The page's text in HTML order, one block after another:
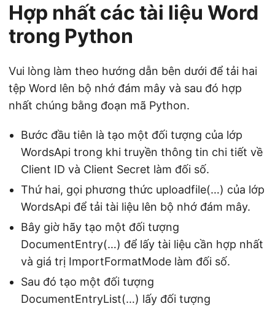
Hợp nhất các tài liệu Word
trong Python
Vui lòng làm theo hướng dẫn bên dưới để tải hai
tệp Word lên bộ nhớ đám mây và sau đó hợp
nhất chúng bằng đoạn mã Python.
Bước đầu tiên là tạo một đối tượng của lớp
WordsApi trong khi truyền thông tin chi tiết về
Client ID và Client Secret làm đối số.
Thứ hai, gọi phương thức uploadfile(…) của lớp
WordsApi để tải tài liệu lên bộ nhớ đám mây.
Bây giờ hãy tạo một đối tượng
DocumentEntry(…) để lấy tài liệu cần hợp nhất
và giá trị ImportFormatMode làm đối số.
Sau đó tạo một đối tượng
DocumentEntryList(…) lấy đối tượng